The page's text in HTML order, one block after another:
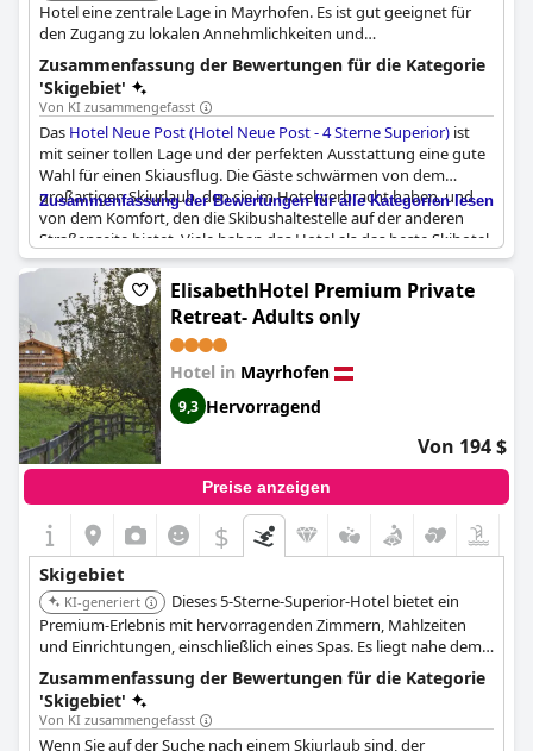
Hotel eine zentrale Lage in Mayrhofen. Es ist gut geeignet für
den Zugang zu lokalen Annehmlichkeiten und
Verkehrsverbindungen zu den Skigebieten.
Zusammenfassung der Bewertungen für die Kategorie
'Skigebiet'
Von KI zusammengefasst
Das Hotel Neue Post (Hotel Neue Post - 4 Sterne Superior) ist
mit seiner tollen Lage und der perfekten Ausstattung eine gute
Wahl für einen Skiausflug. Die Gäste schwärmen von dem
großartigen Skiurlaub, den sie im Hotel verbracht haben, und
von dem Komfort, den die Skibushaltestelle auf der anderen
Straßenseite bietet. Viele haben das Hotel als das beste Skihotel
gelobt, in dem sie je übernachtet haben, mit seinem gut
ausgestatteten Skiraum mit individuellen Schließfächern.
Obwohl in einigen Bewertungen erwähnt wird, dass die Lage
zum Skifahren nicht ideal ist, wird dies durch den
hervorragenden Service und die Zimmer des Hotels mehr als
wettgemacht. Außerdem sind die Gäste begeistert von den
zahlreichen Aktivitäten, die vor Ort angeboten werden, darunter
Skifahren und Wandern. Das Hotel bietet auch einen
traumhaften Wellnessurlaub. Der nächste Skilift ist in 10
Minuten zu Fuß zu erreichen oder man kann den kostenlosen
Bus nehmen. Insgesamt ist dasHotel Neue Post (Hotel Neue
Post - 4 Sterne Superior) eine ausgezeichnete Wahl für einen
Zusammenfassung der Bewertungen für alle Kategorien lesen
ElisabethHotel Premium Private
Retreat- Adults only
Hotel in Mayrhofen
9,3 Hervorragend
Von 194 $
Preise anzeigen
$
Skigebiet
KI-generiert
Dieses 5-Sterne-Superior-Hotel bietet ein
Premium-Erlebnis mit hervorragenden Zimmern, Mahlzeiten
und Einrichtungen, einschließlich eines Spas. Es liegt nahe dem
Zentrum und 5 Minuten von der Penkenbahn entfernt. Die
Skibushaltestelle befindet sich ebenfalls günstig direkt vor dem
Hotel.
Zusammenfassung der Bewertungen für die Kategorie
'Skigebiet'
Von KI zusammengefasst
Wenn Sie auf der Suche nach einem Skiurlaub sind, der